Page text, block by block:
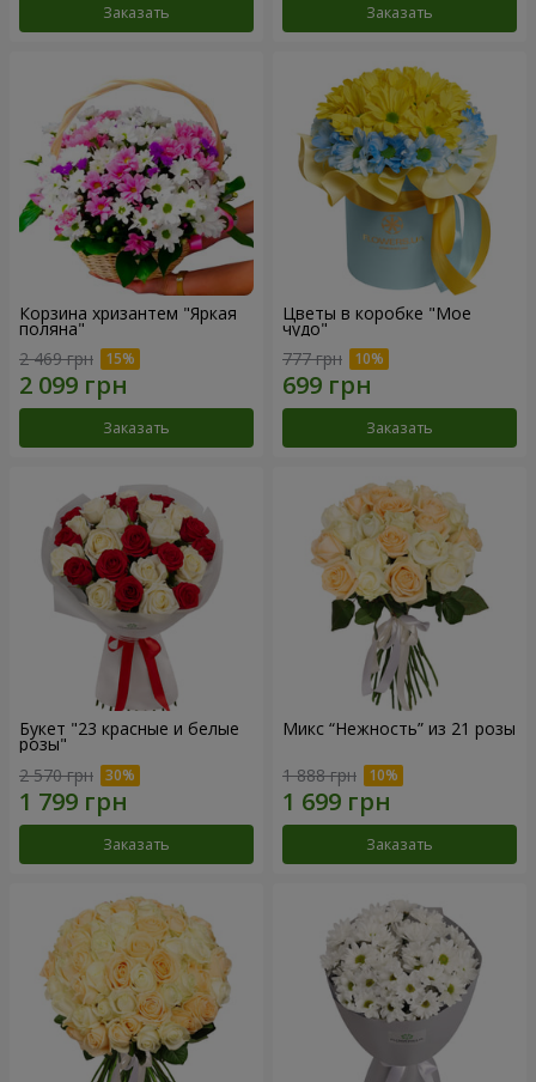
Заказать Заказать
Корзина хризантем "Яркая
поляна"
2 469 грн
Заказать
Цветы в коробке "Мое
чудо"
777 грн
Заказать
Букет "23 красные и белые
розы"
2 570 грн
Заказать
Микс “Нежность” из 21 розы
1 888 грн
Заказать